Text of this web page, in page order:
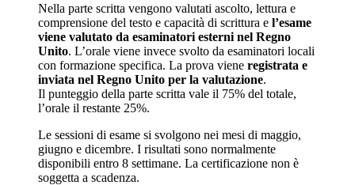
Nella parte scritta vengono valutati ascolto, lettura e
comprensione del testo e capacità di scrittura e l’esame
viene valutato da esaminatori esterni nel Regno
Unito. L’orale viene invece svolto da esaminatori locali
con formazione specifica. La prova viene registrata e
inviata nel Regno Unito per la valutazione.
Il punteggio della parte scritta vale il 75% del totale,
l’orale il restante 25%.
Le sessioni di esame si svolgono nei mesi di maggio,
giugno e dicembre. I risultati sono normalmente
disponibili entro 8 settimane. La certificazione non è
soggetta a scadenza.